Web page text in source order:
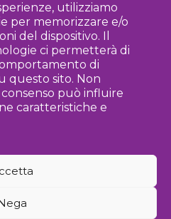
utilizziamo
per memorizzare e/o
del dispositivo. Il
ci permetterà di
di
questo sito. Non
può influire
caratteristiche e
POLICY
promozione delle arti visive